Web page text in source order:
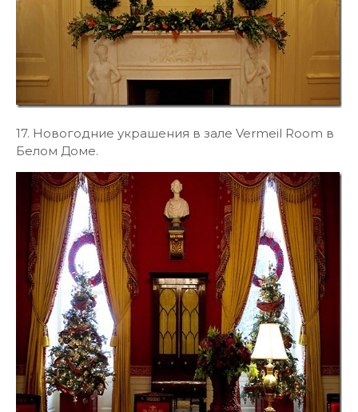
17. Новогодние украшения в зале Vermeil Room в
Белом Доме.